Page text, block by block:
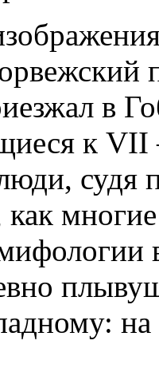
в
к
судя